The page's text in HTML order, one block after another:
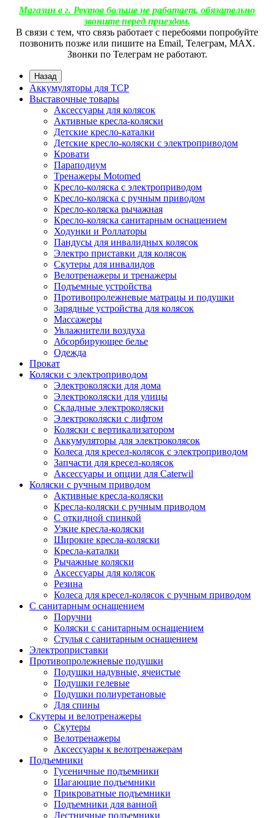
Магазин в г. Реутов больше не работает, обязательно
звоните перед приездом.
В связи с тем, что связь работает с перебоями попробуйте
позвонить позже или пишите на Email, Телеграм, МАХ.
Звонки по Телеграм не работают.
Назад
Аккумуляторы для ТСР
Выставочные товары
Аксессуары для колясок
Активные кресла-коляски
Детские кресло-каталки
Детские кресло-коляски с электроприводом
Кровати
Параподиум
Тренажеры Motomed
Кресло-коляска с электроприводом
Кресло-коляска с ручным приводом
Кресло-коляска рычажная
Кресло-коляска санитарным оснащением
Ходунки и Роллаторы
Пандусы для инвалидных колясок
Электро приставки для колясок
Скутеры для инвалидов
Велотренажеры и тренажеры
Подъемные устройства
Противопролежневые матрацы и подушки
Зарядные устройства для колясок
Массажеры
Увлажнители воздуха
Абсорбирующее белье
Одежда
Прокат
Коляски с электроприводом
Электроколяски для дома
Электроколяски для улицы
Складные электроколяски
Электроколяски с лифтом
Коляски с вертикализатором
Аккумуляторы для электроколясок
Колеса для кресел-колясок с электроприводом
Запчасти для кресел-колясок
Аксессуары и опции для Caterwil
Коляски с ручным приводом
Активные кресла-коляски
Кресла-коляски с ручным приводом
С откидной спинкой
Узкие кресла-коляски
Широкие кресла-коляски
Кресла-каталки
Рычажные коляски
Аксессуары для колясок
Резина
Колеса для кресел-колясок с ручным приводом
С санитарным оснащением
Поручни
Коляски с санитарным оснащением
Стулья с санитарным оснащением
Электроприставки
Противопролежневые подушки
Подушки надувные, ячеистые
Подушки гелевые
Подушки полиуретановые
Для спины
Скутеры и велотренажеры
Скутеры
Велотренажеры
Аксессуары к велотренажерам
Подъемники
Гусеничные подъемники
Шагающие подъемники
Прикроватные подъемники
Подъемники для ванной
Лестничные подъемники